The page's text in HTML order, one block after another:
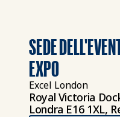
SEDE
EXPO
Excel London
Royal Victoria
Londra E16 1XL,